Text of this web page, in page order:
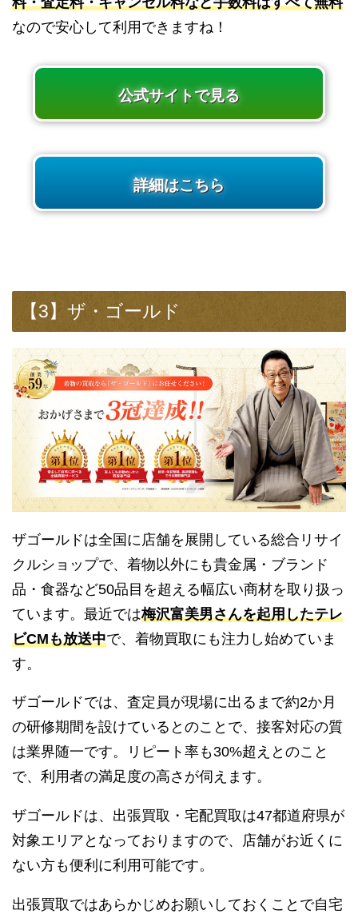
なので安心して利用できますね！
公式サイトで見る
詳細はこちら
【3】ザ・ゴールド
ザゴールドは全国に店舗を展開している総合リサイ
クルショップで、着物以外にも貴金属・ブランド
品・食器など50品目を超える幅広い商材を取り扱っ
ています。最近では梅沢富美男さんを起用したテレ
ビCMも放送中で、着物買取にも注力し始めていま
す。
ザゴールドでは、査定員が現場に出るまで約2か月
の研修期間を設けているとのことで、接客対応の質
は業界随一です。リピート率も30%超えとのこと
で、利用者の満足度の高さが伺えます。
ザゴールドは、出張買取・宅配買取は47都道府県が
対象エリアとなっておりますので、店舗がお近くに
ない方も便利に利用可能です。
出張買取ではあらかじめお願いしておくことで自宅